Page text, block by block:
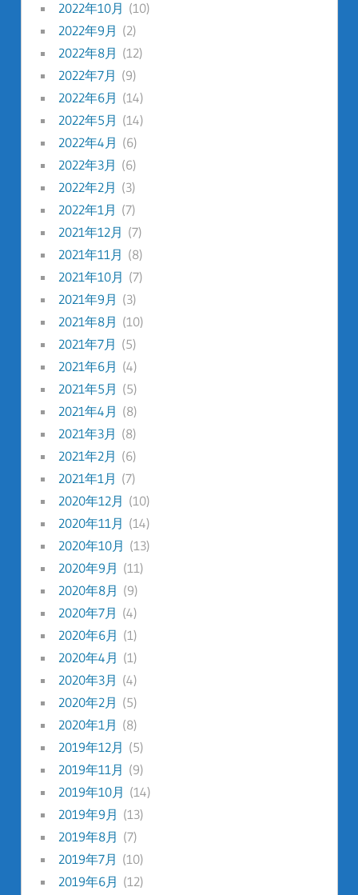
2022年10月 (10)
2022年9月 (2)
2022年8月 (12)
2022年7月 (9)
2022年6月 (14)
2022年5月 (14)
2022年4月 (6)
2022年3月 (6)
2022年2月 (3)
2022年1月 (7)
2021年12月 (7)
2021年11月 (8)
2021年10月 (7)
2021年9月 (3)
2021年8月 (10)
2021年7月 (5)
2021年6月 (4)
2021年5月 (5)
2021年4月 (8)
2021年3月 (8)
2021年2月 (6)
2021年1月 (7)
2020年12月 (10)
2020年11月 (14)
2020年10月 (13)
2020年9月 (11)
2020年8月 (9)
2020年7月 (4)
2020年6月 (1)
2020年4月 (1)
2020年3月 (4)
2020年2月 (5)
2020年1月 (8)
2019年12月 (5)
2019年11月 (9)
2019年10月 (14)
2019年9月 (13)
2019年8月 (7)
2019年7月 (10)
2019年6月 (12)